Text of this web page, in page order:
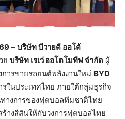
– บริษัท บีวายดี ออโต้
ย บริษัท เรเว่ ออโตโมทีฟ จำกัด ผู้
ารขายรถยนต์พลังงานใหม่ BYD
รในประเทศไทย ภายใต้กลุ่มธุรกิจ
างการของฟุตบอลทีมชาติไทย
างสีสันให้กับวงการฟุตบอลไทย